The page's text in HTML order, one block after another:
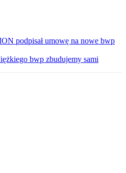
podpisał umowę na nowe bwp
bwp zbudujemy sami